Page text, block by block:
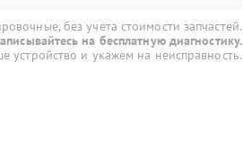
без учета стоимости запчастей.
на бесплатную диагностику.
устройство и укажем на неисправность.